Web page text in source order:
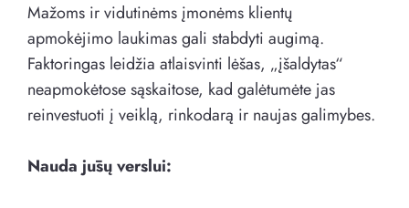
Mažoms ir vidutinėms įmonėms klientų
apmokėjimo laukimas gali stabdyti augimą.
Faktoringas leidžia atlaisvinti lėšas, „įšaldytas“
neapmokėtose sąskaitose, kad galėtumėte jas
reinvestuoti į veiklą, rinkodarą ir naujas galimybes.
Nauda jūsų verslui: